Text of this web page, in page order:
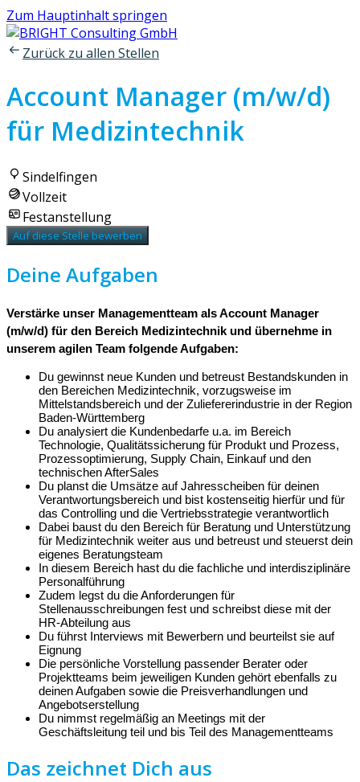
Zum Hauptinhalt springen
Zurück zu allen Stellen
Account Manager (m/w/d)
für Medizintechnik
Sindelfingen
Vollzeit
Festanstellung
Auf diese Stelle bewerben
Deine Aufgaben
Verstärke unser Managementteam als Account Manager
(m/w/d) für den Bereich Medizintechnik und übernehme in
unserem agilen Team folgende Aufgaben:
Du gewinnst neue Kunden und betreust Bestandskunden in
den Bereichen Medizintechnik, vorzugsweise im
Mittelstandsbereich und der Zuliefererindustrie in der Region
Baden-Württemberg
Du analysiert die Kundenbedarfe u.a. im Bereich
Technologie, Qualitätssicherung für Produkt und Prozess,
Prozessoptimierung, Supply Chain, Einkauf und den
technischen AfterSales
Du planst die Umsätze auf Jahresscheiben für deinen
Verantwortungsbereich und bist kostenseitig hierfür und für
das Controlling und die Vertriebsstrategie verantwortlich
Dabei baust du den Bereich für Beratung und Unterstützung
für Medizintechnik weiter aus und betreust und steuerst dein
eigenes Beratungsteam
In diesem Bereich hast du die fachliche und interdisziplinäre
Personalführung
Zudem legst du die Anforderungen für
Stellenausschreibungen fest und schreibst diese mit der
HR-Abteilung aus
Du führst Interviews mit Bewerbern und beurteilst sie auf
Eignung
Die persönliche Vorstellung passender Berater oder
Projektteams beim jeweiligen Kunden gehört ebenfalls zu
deinen Aufgaben sowie die Preisverhandlungen und
Angebotserstellung
Du nimmst regelmäßig an Meetings mit der
Geschäftsleitung teil und bis Teil des Managementteams
Das zeichnet Dich aus